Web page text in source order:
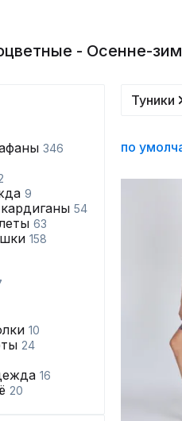
- Осенне-
346
9
54
63
158
10
24
16
20
Туники
по